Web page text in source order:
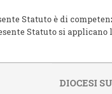
Statuto è di
Statuto si
DIOCESI